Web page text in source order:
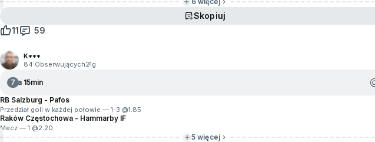
Skopiuj
11
59
K***
84 Obserwujących21g
7Za 15min
RB Salzburg - Pafos
Przedział goli w każdej połowie — 1-3 @1.85
Raków Częstochowa - Hammarby IF
Mecz — 1 @2.20
5 więcej